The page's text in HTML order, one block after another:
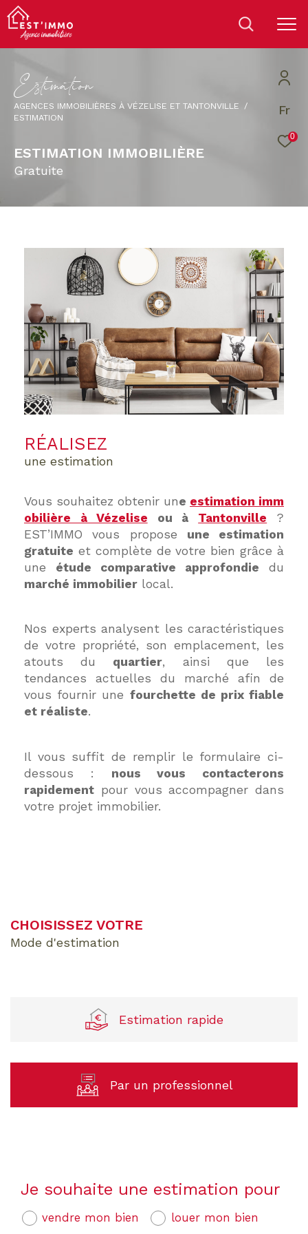
Fr
0
Estimation
AGENCES IMMOBILIÈRES À VÉZELISE ET TANTONVILLE
ESTIMATION
ESTIMATION IMMOBILIÈRE
gratuite
RÉALISEZ
une estimation
Vous souhaitez obtenir une estimation imm
obilière à Vézelise ou à Tantonville ?
EST’IMMO vous propose une estimation
gratuite et complète de votre bien grâce à
une étude comparative approfondie du
marché immobilier local.
Nos experts analysent les caractéristiques
de votre propriété, son emplacement, les
atouts du quartier, ainsi que les
tendances actuelles du marché afin de
vous fournir une fourchette de prix fiable
et réaliste.
Il vous suffit de remplir le formulaire ci-
dessous : nous vous contacterons
rapidement pour vous accompagner dans
votre projet immobilier.
CHOISISSEZ VOTRE
mode d'estimation
Estimation rapide
Par un professionnel
1
Je souhaite une estimation pour
vendre mon bien louer mon bien